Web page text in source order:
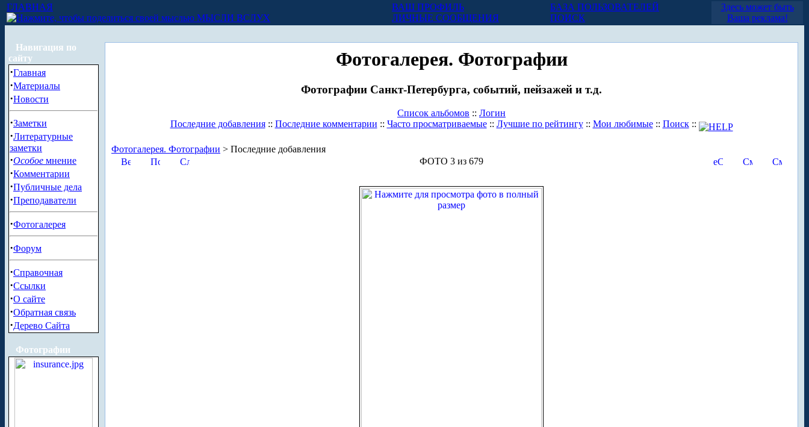
ГЛАВНАЯ
МЫСЛИ ВСЛУХ
ВАШ ПРОФИЛЬ
ЛИЧНЫЕ СООБЩЕНИЯ
БАЗА ПОЛЬЗОВАТЕЛЕЙ
ПОИСК
Здесь может быть
Ваша реклама!
Навигация по
сайту
·Главная
·Материалы
·Новости
·Заметки
·Литературные
заметки
·Особое мнение
·Комментарии
·Публичные дела
·Преподаватели
·Фотогалерея
·Форум
·Справочная
·Ссылки
·О сайте
·Обратная связь
·Дерево Сайта
Фотографии
Фотогалерея. Фотографии
Фотографии Санкт-Петербурга, событий, пейзажей и т.д.
Список альбомов :: Логин
Последние добавления:: Последние комментарии :: Часто просматриваемые:: Лучшие по рейтингу:: Мои любимые:: Поиск::
Фотогалерея. Фотографии > Последние добавления
ФОТО 3 из 679